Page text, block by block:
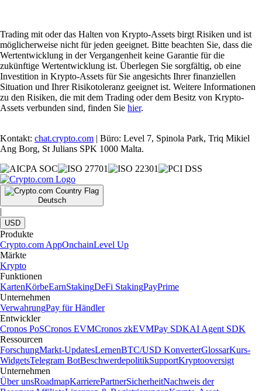
Trading mit oder das Halten von Krypto-Assets birgt Risiken und ist
möglicherweise nicht für jeden geeignet. Bitte beachten Sie, dass die
Wertentwicklung in der Vergangenheit keine Garantie für die
zukünftige Wertentwicklung ist. Überlegen Sie sorgfältig, ob eine
Investition in Krypto-Assets für Sie angesichts Ihrer finanziellen
Situation und Ihrer Risikotoleranz geeignet ist. Weitere Informationen
zu den Risiken, die mit dem Trading oder dem Besitz von Krypto-
Assets verbunden sind, finden Sie hier.
Kontakt: chat.crypto.com | Büro: Level 7, Spinola Park, Triq Mikiel
Ang Borg, St Julians SPK 1000 Malta.
Deutsch
|
USD
Produkte
Crypto.com AppOnchainLevel Up
Märkte
Krypto
Funktionen
KartenKörbeEarnStakingDeFi StakingPayPrime
Unternehmen
VerwahrungPay für Händler
Entwickler
Cronos PoSCronos EVMCronos zkEVMPay SDKAI Agent SDK
Ressourcen
ForschungMarkt-UpdatesLernenBTC/USD KonverterGlossarKurs-
WidgetsTelegram BotBeschwerdepolitikSupportKryptooversigt
Unternehmen
Über unsRoadmapKarrierePartnerSicherheitNachweis der